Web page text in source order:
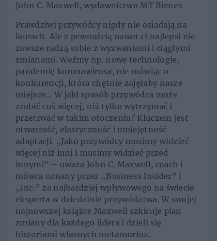
John C. Maxwell, wydawnictwo MT Biznes
Prawdziwi przywódcy nigdy nie osiadają na
laurach. Ale z pewnością nawet ci najlepsi nie
zawsze radzą sobie z wyzwaniami i ciągłymi
zmianami. Weźmy np. nowe technologie,
pandemię koronawirusa, nie mówiąc o
konkurencji, która chętnie zajęłaby nasze
miejsce… W jaki sposób przywódca może
zrobić coś więcej, niż tylko wytrzymać i
przetrwać w takim otoczeniu? Kluczem jest
otwartość, elastyczność i umiejętność
adaptacji. „Jako przywódcy musimy widzieć
więcej niż inni i musimy widzieć przed
innymi” – uważa John C. Maxwell, coach i
mówca uznany przez „Business Insider” i
„Inc.” za najbardziej wpływowego na świecie
eksperta w dziedzinie przywództwa. W swojej
najnowszej książce Maxwell szkicuje plan
zmiany dla każdego lidera i dzieli się
historiami własnych metamorfoz.